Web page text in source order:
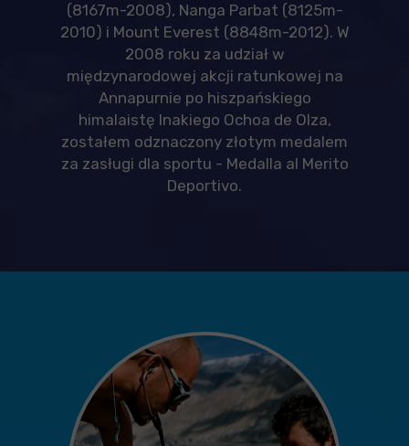
(8167m-2008), Nanga Parbat (8125m-
2010) i Mount Everest (8848m-2012). W
2008 roku za udział w
międzynarodowej akcji ratunkowej na
Annapurnie po hiszpańskiego
himalaistę Inakiego Ochoa de Olza,
zostałem odznaczony złotym medalem
za zasługi dla sportu - Medalla al Merito
Deportivo.